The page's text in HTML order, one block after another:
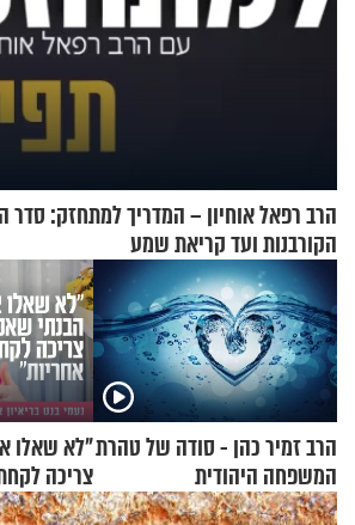
הרב רפאל אוחיון – המדריך למתחזק: סדר
הקורבנות ועד קריאת שמע
הרב זמיר כהן - סודה של טהרת
המשפחה היהודית
"לא שאלו
צריכה
בנט